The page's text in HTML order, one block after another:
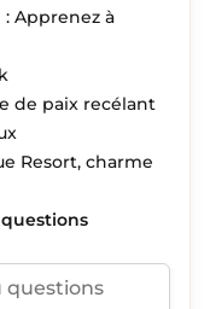
: Apprenez à
de paix recélant
Resort, charme